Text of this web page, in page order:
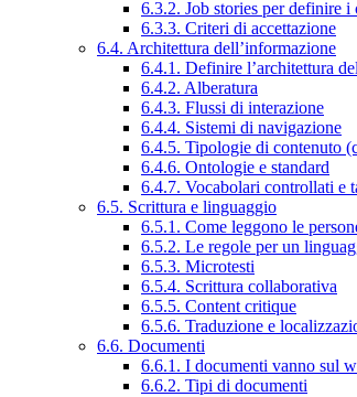
6.3.2. Job stories per definire i
6.3.3. Criteri di accettazione
6.4. Architettura dell’informazione
6.4.1. Definire l’architettura
6.4.2. Alberatura
6.4.3. Flussi di interazione
6.4.4. Sistemi di navigazione
6.4.5. Tipologie di contenuto
6.4.6. Ontologie e standard
6.4.7. Vocabolari controllati e
6.5. Scrittura e linguaggio
6.5.1. Come leggono le
6.5.2. Le regole per un
6.5.3. Microtesti
6.5.4. Scrittura collaborativa
6.5.5. Content critique
6.5.6. Traduzione e
6.6. Documenti
6.6.1. I documenti vanno sul
6.6.2. Tipi di documenti